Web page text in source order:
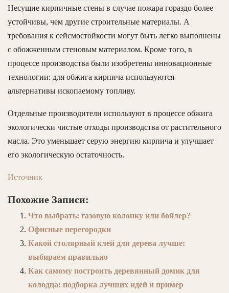
Несущие кирпичные стены в случае пожара гораздо более
устойчивы, чем другие строительные материалы. А
требования к сейсмостойкости могут быть легко выполнены
с обожженным стеновым материалом. Кроме того, в
процессе производства были изобретены инновационные
технологии: для обжига кирпича используются
альтернативы ископаемому топливу.
Отдельные производители используют в процессе обжига
экологически чистые отходы производства от растительного
масла. Это уменьшает серую энергию кирпича и улучшает
его экологическую остаточность.
Источник
Похожие Записи:
Что выбрать: газовую колонку или бойлер?
Офисные перегородки
Какой столярный клей для дерева лучше:
выбираем правильно
Как самому построить деревянный домик для
колодца: подборка лучших идей и пример